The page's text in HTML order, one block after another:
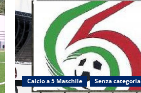
Calcio a 5 Maschile Senza categoria